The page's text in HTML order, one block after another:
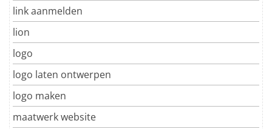
link aanmelden
lion
logo
logo laten ontwerpen
logo maken
maatwerk website